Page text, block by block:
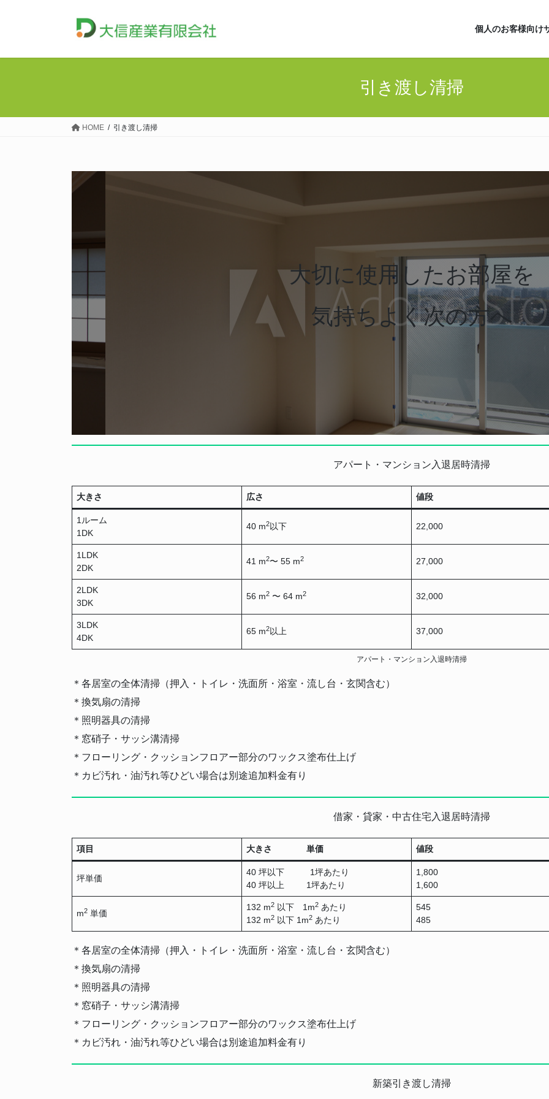
個人のお客様向け
引き渡し清掃
HOME 引き渡し清掃
大切に使用したお部屋を
気持ちよく次の方へ
アパート・マンション入退居時清掃
大きさ 広さ 値段
1ルーム
1DK
40 m2以下 22,000
1LDK
2DK
41 m2〜 55 m2 27,000
2LDK
3DK
56 m2 〜 64 m2 32,000
3LDK
4DK
65 m2以上 37,000
アパート・マンション入退時清掃
＊各居室の全体清掃（押入・トイレ・洗面所・浴室・流し台・玄関含む）
＊換気扇の清掃
＊照明器具の清掃
＊窓硝子・サッシ溝清掃
＊フローリング・クッションフロアー部分のワックス塗布仕上げ
＊カビ汚れ・油汚れ等ひどい場合は別途追加料金有り
借家・貸家・中古住宅入退居時清掃
項目 大きさ 単価 値段
坪単価
40 坪以下 1坪あたり
40 坪以上 1坪あたり
1,800
1,600
m2 単価
132 m2 以下 1m2 あたり
132 m2 以下 1m2 あたり
545
485
＊各居室の全体清掃（押入・トイレ・洗面所・浴室・流し台・玄関含む）
＊換気扇の清掃
＊照明器具の清掃
＊窓硝子・サッシ溝清掃
＊フローリング・クッションフロアー部分のワックス塗布仕上げ
＊カビ汚れ・油汚れ等ひどい場合は別途追加料金有り
新築引き渡し清掃